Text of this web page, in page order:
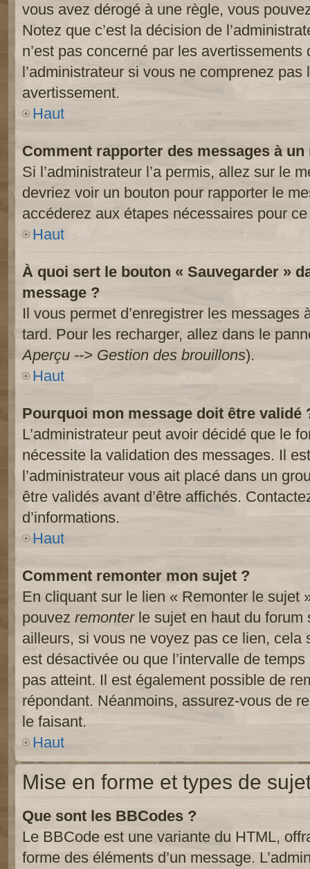
vous avez dérogé à une règle, vous
Notez que c’est la décision de
n’est pas concerné par les avertissements
l’administrateur si vous ne comprenez
avertissement.
Haut
Comment rapporter des messages à
Si l’administrateur l’a permis, allez sur le
devriez voir un bouton pour rapporter le
accéderez aux étapes nécessaires pour
Haut
À quoi sert le bouton « Sauvegarder »
message ?
Il vous permet d’enregistrer les messages
tard. Pour les recharger, allez dans le
Aperçu --> Gestion des brouillons).
Haut
Pourquoi mon message doit être validé
L’administrateur peut avoir décidé que le
nécessite la validation des messages. Il
l’administrateur vous ait placé dans un
être validés avant d’être affichés.
d’informations.
Haut
Comment remonter mon sujet ?
En cliquant sur le lien « Remonter le sujet
pouvez remonterle sujet en haut du forum
ailleurs, si vous ne voyez pas ce lien, cela
est désactivée ou que l’intervalle de
pas atteint. Il est également possible de
répondant. Néanmoins, assurez-vous de
le faisant.
Haut
Mise en forme et types de
Que sont les BBCodes ?
Le BBCode est une variante du HTML,
forme des éléments d’un message.